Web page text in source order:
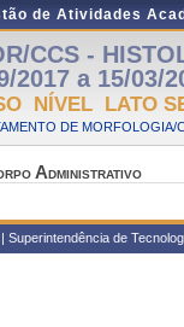
de Atividades
CCS -
2017 a 15/03/
NÍVEL LATO
DE MORFOLOGIA/
Administrativo
Superintendência de